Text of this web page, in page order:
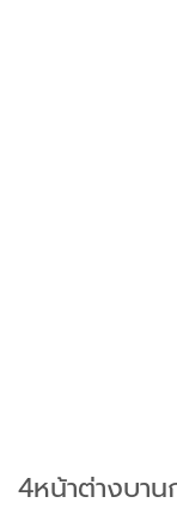
4หน้าต่างบา